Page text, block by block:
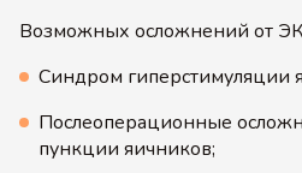
Возможных осложнений от
Синдром гиперстимуляции
Послеоперационные
пункции яичников;